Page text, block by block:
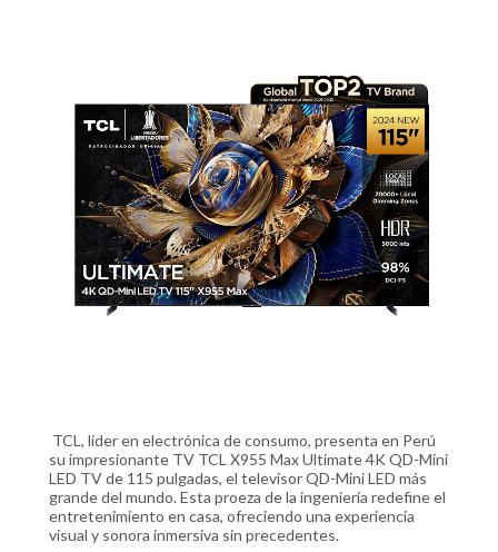
TCL, líder en electrónica de consumo, presenta en Perú
su impresionante TV TCL X955 Max Ultimate 4K QD-Mini
LED TV de 115 pulgadas, el televisor QD-Mini LED más
grande del mundo. Esta proeza de la ingeniería redefine el
entretenimiento en casa, ofreciendo una experiencia
visual y sonora inmersiva sin precedentes.